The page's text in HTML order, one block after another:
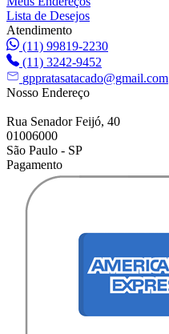
Lista de Desejos
Atendimento
(11) 99819-2230
(11) 3242-9452
gppratasatacado@gmail.com
Nosso Endereço
Rua Senador Feijó, 40
01006000
São Paulo - SP
Pagamento